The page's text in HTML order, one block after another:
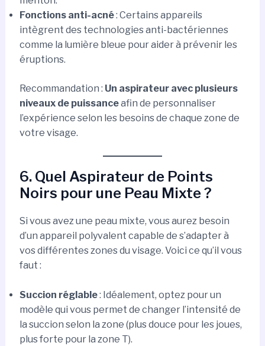
Fonctions anti-acné: Certains appareils
intègrent des technologies anti-bactériennes
comme la lumière bleue pour aider à prévenir les
éruptions.
Recommandation : Un aspirateur avec plusieurs
niveaux de puissanceafin de personnaliser
l’expérience selon les besoins de chaque zone de
votre visage.
6. Quel Aspirateur de Points
Noirs pour une Peau Mixte ?
Si vous avez une peau mixte, vous aurez besoin
d’un appareil polyvalent capable de s’adapter à
vos différentes zones du visage. Voici ce qu’il vous
faut :
Succion réglable: Idéalement, optez pour un
modèle qui vous permet de changer l’intensité de
la succion selon la zone (plus douce pour les joues,
plus forte pour la zone T).